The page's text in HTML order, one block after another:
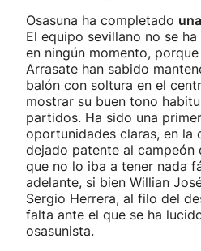
Osasuna ha completado
El equipo sevillano no se
en ningún momento,
Arrasate han sabido
balón con soltura en el
mostrar su buen tono
partidos. Ha sido una
oportunidades claras, en la
dejado patente al campeón
que no lo iba a tener nada
adelante, si bien Willian
Sergio Herrera, al filo del
falta ante el que se ha
osasunista.